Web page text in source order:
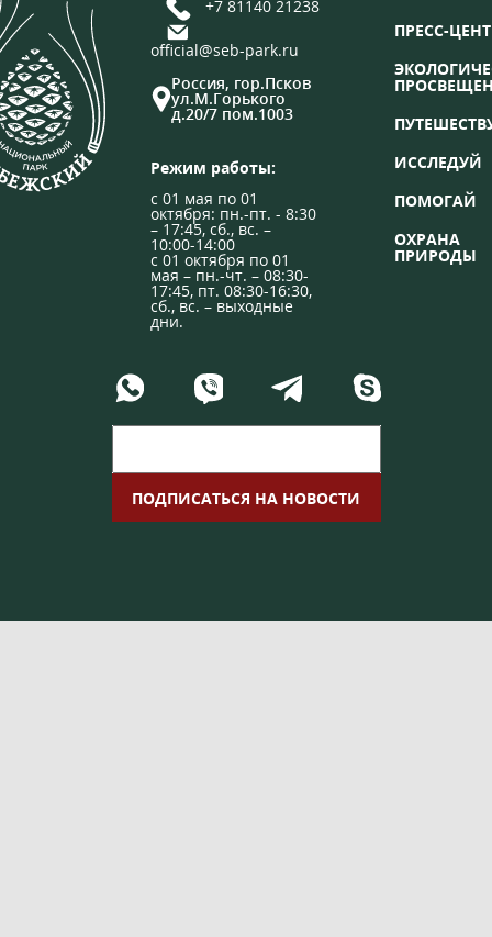
+7 81140 21238
official@seb-park.ru
Россия, гор.Псков
ул.М.Горького
д.20/7 пом.1003
Режим работы:
с 01 мая по 01
октября: пн.-пт. - 8:30
– 17:45, сб., вс. –
10:00-14:00
с 01 октября по 01
мая – пн.-чт. – 08:30-
17:45, пт. 08:30-16:30,
сб., вс. – выходные
дни.
ПРЕСС-
ИССЛЕДУЙ
ПОМОГАЙ
ОХРАНА
ПРИРОДЫ